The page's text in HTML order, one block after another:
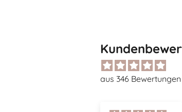
aus 346 Bewertungen